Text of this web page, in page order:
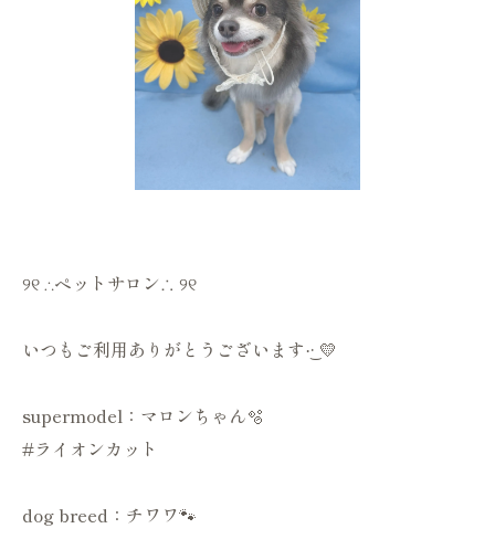
୨୧ ∴ペットサロン∴ ୨୧
いつもご利用ありがとうございます·͜· 💛
supermodel：マロンちゃん🫧
#ライオンカット
dog breed：チワワ🐾